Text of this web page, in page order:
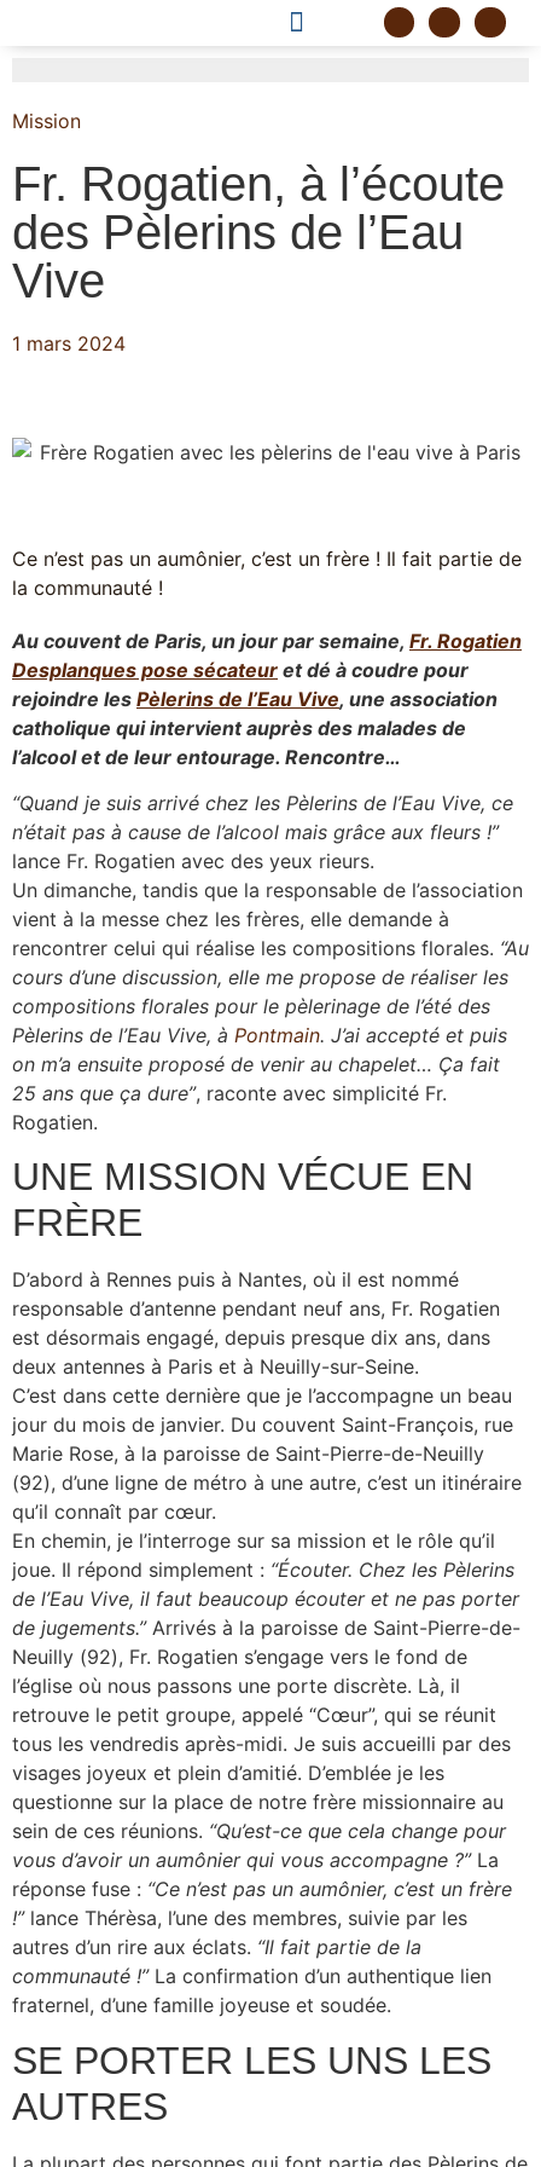
Mission
Fr. Rogatien, à l’écoute
des Pèlerins de l’Eau
Vive
1 mars 2024
Ce n’est pas un aumônier, c’est un frère ! Il fait partie de
la communauté !
Au couvent de Paris, un jour par semaine, Fr. Rogatien
Desplanques pose sécateur et dé à coudre pour
rejoindre les Pèlerins de l’Eau Vive, une association
catholique qui intervient auprès des malades de
l’alcool et de leur entourage. Rencontre…
“Quand je suis arrivé chez les Pèlerins de l’Eau Vive, ce
n’était pas à cause de l’alcool mais grâce aux fleurs !”
lance Fr. Rogatien avec des yeux rieurs.
Un dimanche, tandis que la responsable de l’association
vient à la messe chez les frères, elle demande à
rencontrer celui qui réalise les compositions florales. “Au
cours d’une discussion, elle me propose de réaliser les
compositions florales pour le pèlerinage de l’été des
Pèlerins de l’Eau Vive, à Pontmain. J’ai accepté et puis
on m’a ensuite proposé de venir au chapelet… Ça fait
25 ans que ça dure”, raconte avec simplicité Fr.
Rogatien.
UNE MISSION VÉCUE EN
FRÈRE
D’abord à Rennes puis à Nantes, où il est nommé
responsable d’antenne pendant neuf ans, Fr. Rogatien
est désormais engagé, depuis presque dix ans, dans
deux antennes à Paris et à Neuilly-sur-Seine.
C’est dans cette dernière que je l’accompagne un beau
jour du mois de janvier. Du couvent Saint-François, rue
Marie Rose, à la paroisse de Saint-Pierre-de-Neuilly
(92), d’une ligne de métro à une autre, c’est un itinéraire
qu’il connaît par cœur.
En chemin, je l’interroge sur sa mission et le rôle qu’il
joue. Il répond simplement : “Écouter. Chez les Pèlerins
de l’Eau Vive, il faut beaucoup écouter et ne pas porter
de jugements.”Arrivés à la paroisse de Saint-Pierre-de-
Neuilly (92), Fr. Rogatien s’engage vers le fond de
l’église où nous passons une porte discrète. Là, il
retrouve le petit groupe, appelé “Cœur”, qui se réunit
tous les vendredis après-midi. Je suis accueilli par des
visages joyeux et plein d’amitié. D’emblée je les
questionne sur la place de notre frère missionnaire au
sein de ces réunions. “Qu’est-ce que cela change pour
vous d’avoir un aumônier qui vous accompagne ?”La
réponse fuse : “Ce n’est pas un aumônier, c’est un frère
!”lance Thérèsa, l’une des membres, suivie par les
autres d’un rire aux éclats. “Il fait partie de la
communauté !”La confirmation d’un authentique lien
fraternel, d’une famille joyeuse et soudée.
SE PORTER LES UNS LES
AUTRES